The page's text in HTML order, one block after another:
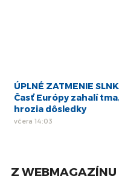
21
máj
PREŠOV-PSK 13:
Zastupiteľstva
kraja (PSK)
ÚPLNÉ ZATMENIE
Časť Európy zahalí
hrozia dôsledky
včera 14:03
Z WEBMAGAZÍNU